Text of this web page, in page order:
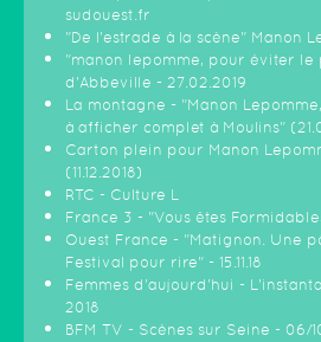
sudouest.fr
"De l'estrade à la scène" Manon
"manon lepomme, pour éviter le
d'Abbeville - 27.02.2019
La montagne - "Manon
à afficher complet à Moulins"
Carton plein pour Manon
(11.12.2018)
RTC - Culture L
France 3 - "Vous êtes
Ouest France - "Matignon. Une
Festival pour rire" - 15.11.18
Femmes d'aujourd'hui -
2018
BFM TV - Scènes sur Seine - 06/